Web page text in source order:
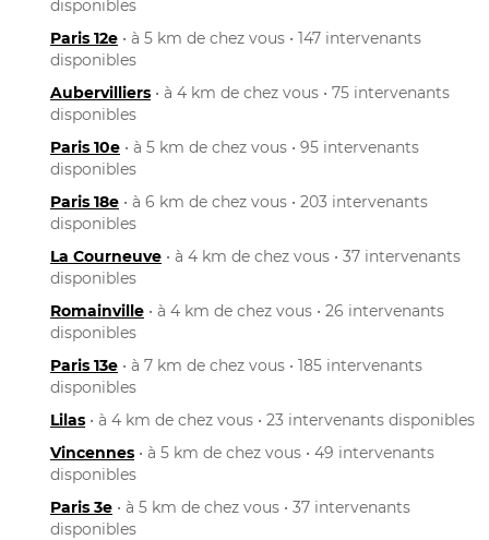
disponibles
Paris 12e • à 5 km de chez vous • 147 intervenants
disponibles
Aubervilliers • à 4 km de chez vous • 75 intervenants
disponibles
Paris 10e • à 5 km de chez vous • 95 intervenants
disponibles
Paris 18e • à 6 km de chez vous • 203 intervenants
disponibles
La Courneuve • à 4 km de chez vous • 37 intervenants
disponibles
Romainville • à 4 km de chez vous • 26 intervenants
disponibles
Paris 13e • à 7 km de chez vous • 185 intervenants
disponibles
Lilas • à 4 km de chez vous • 23 intervenants disponibles
Vincennes • à 5 km de chez vous • 49 intervenants
disponibles
Paris 3e • à 5 km de chez vous • 37 intervenants
disponibles